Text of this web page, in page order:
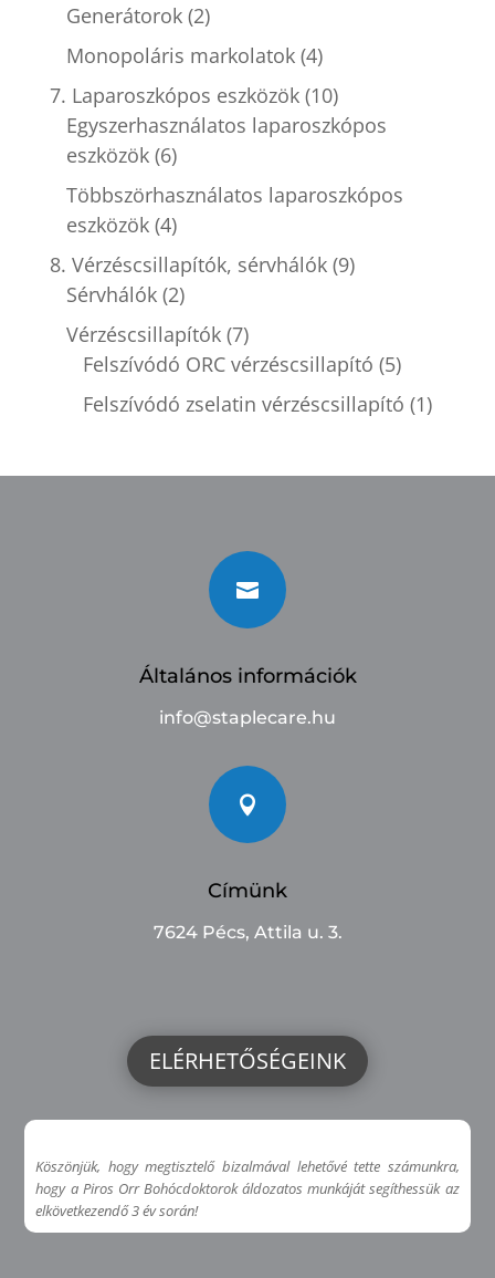
Generátorok (2)
Monopoláris markolatok (4)
7. Laparoszkópos eszközök (10)
Egyszerhasználatos laparoszkópos
eszközök (6)
Többszörhasználatos laparoszkópos
eszközök (4)
8. Vérzéscsillapítók, sérvhálók (9)
Sérvhálók (2)
Vérzéscsillapítók (7)
Felszívódó ORC vérzéscsillapító (5)
Felszívódó zselatin vérzéscsillapító (1)

Általános információk
info@staplecare.hu

Címünk
7624 Pécs, Attila u. 3.
ELÉRHETŐSÉGEINK
Köszönjük, hogy megtisztelő bizalmával lehetővé tette számunkra,
hogy a Piros Orr Bohócdoktorok áldozatos munkáját segíthessük az
elkövetkezendő 3 év során!